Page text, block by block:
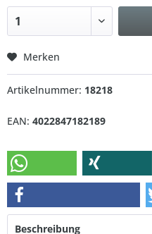
Merken
Artikelnummer: 18218
EAN: 4022847182189
Beschreibung